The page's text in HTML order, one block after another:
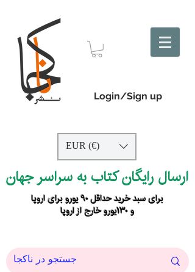
Login/Sign up
EUR (€)
ارسال رایگان کتاب به سراسر جهان
برای سبد خرید حداقل ۹۰ یورو برای اروپا
و ۱۳۰یورو خارج از اروپا